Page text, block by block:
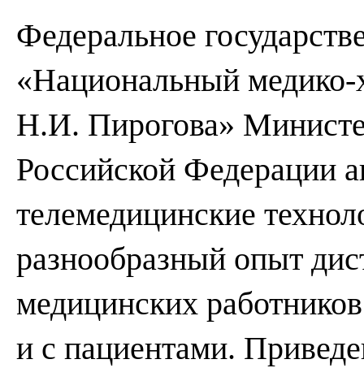
Федеральное
«Национальный
Н.И. Пирогова»
Российской Федерации
телемедицинские
разнообразный опыт
медицинских
и с пациентами.